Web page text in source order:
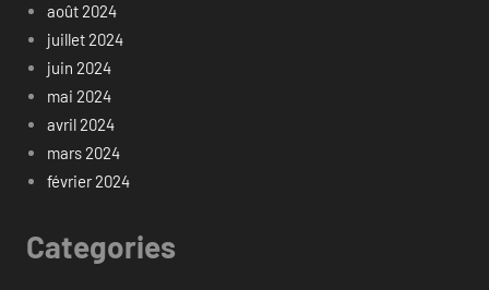
août 2024
juillet 2024
juin 2024
mai 2024
avril 2024
mars 2024
février 2024
Categories